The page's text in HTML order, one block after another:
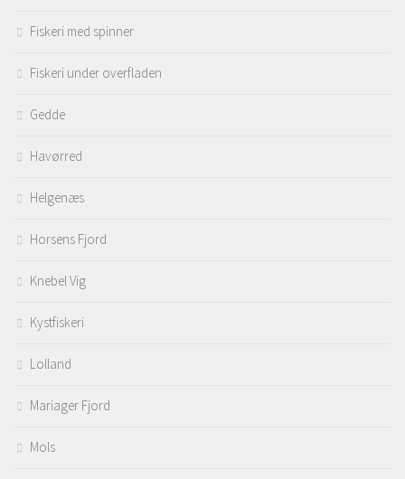
Fiskeri med spinner
Fiskeri under overfladen
Gedde
Havørred
Helgenæs
Horsens Fjord
Knebel Vig
Kystfiskeri
Lolland
Mariager Fjord
Mols